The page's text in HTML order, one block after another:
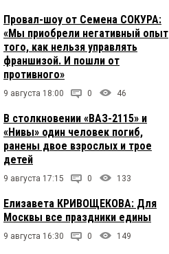
Провал-шоу от Семена СОКУРА:
«Мы приобрели негативный опыт
того, как нельзя управлять
франшизой. И пошли от
противного»
9 августа 18:00 0 46
В столкновении «ВАЗ-2115» и
«Нивы» один человек погиб,
ранены двое взрослых и трое
детей
9 августа 17:15 0 133
Елизавета КРИВОЩЕКОВА: Для
Москвы все праздники едины
9 августа 16:30 0 149